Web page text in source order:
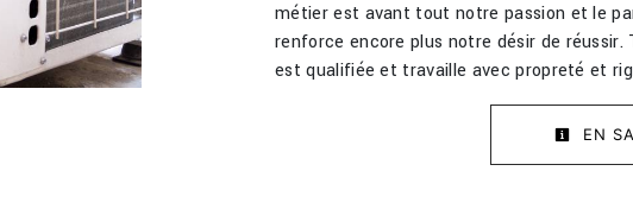
métier est avant tout notre passion et le
renforce encore plus notre désir de réussir.
est qualifiée et travaille avec propreté et
EN